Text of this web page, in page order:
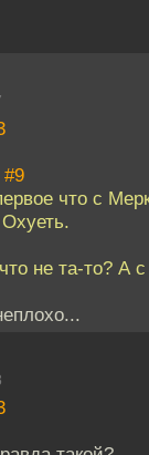
#9
что с
не та-то? А